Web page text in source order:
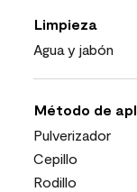
Limpieza
Agua y jabón
Método de
Pulverizador
Cepillo
Rodillo